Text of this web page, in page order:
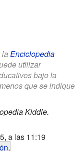
Enciclopedia
utilizar
bajo la
que se indique
Kiddle.
a las 11:19
.